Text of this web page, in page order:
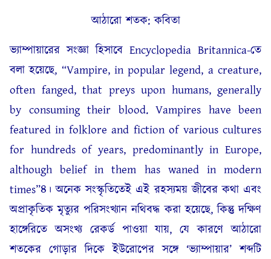
আঠারো শতক: কবিতা
ভ্যাম্পায়ারের সংজ্ঞা হিসাবে Encyclopedia Britannica-তে
বলা হয়েছে, “Vampire, in popular legend, a creature,
often fanged, that preys upon humans, generally
by consuming their blood. Vampires have been
featured in folklore and fiction of various cultures
for hundreds of years, predominantly in Europe,
although belief in them has waned in modern
times”৪। অনেক সংস্কৃতিতেই এই রহস্যময় জীবের কথা এবং
অপ্রাকৃতিক মৃত্যুর পরিসংখ্যান নথিবদ্ধ করা হয়েছে, কিন্তু দক্ষিণ
হাঙ্গেরিতে অসংখ্য রেকর্ড পাওয়া যায়, যে কারণে আঠারো
শতকের গোড়ার দিকে ইউরোপের সঙ্গে ‘ভ্যাম্পায়ার’ শব্দটি